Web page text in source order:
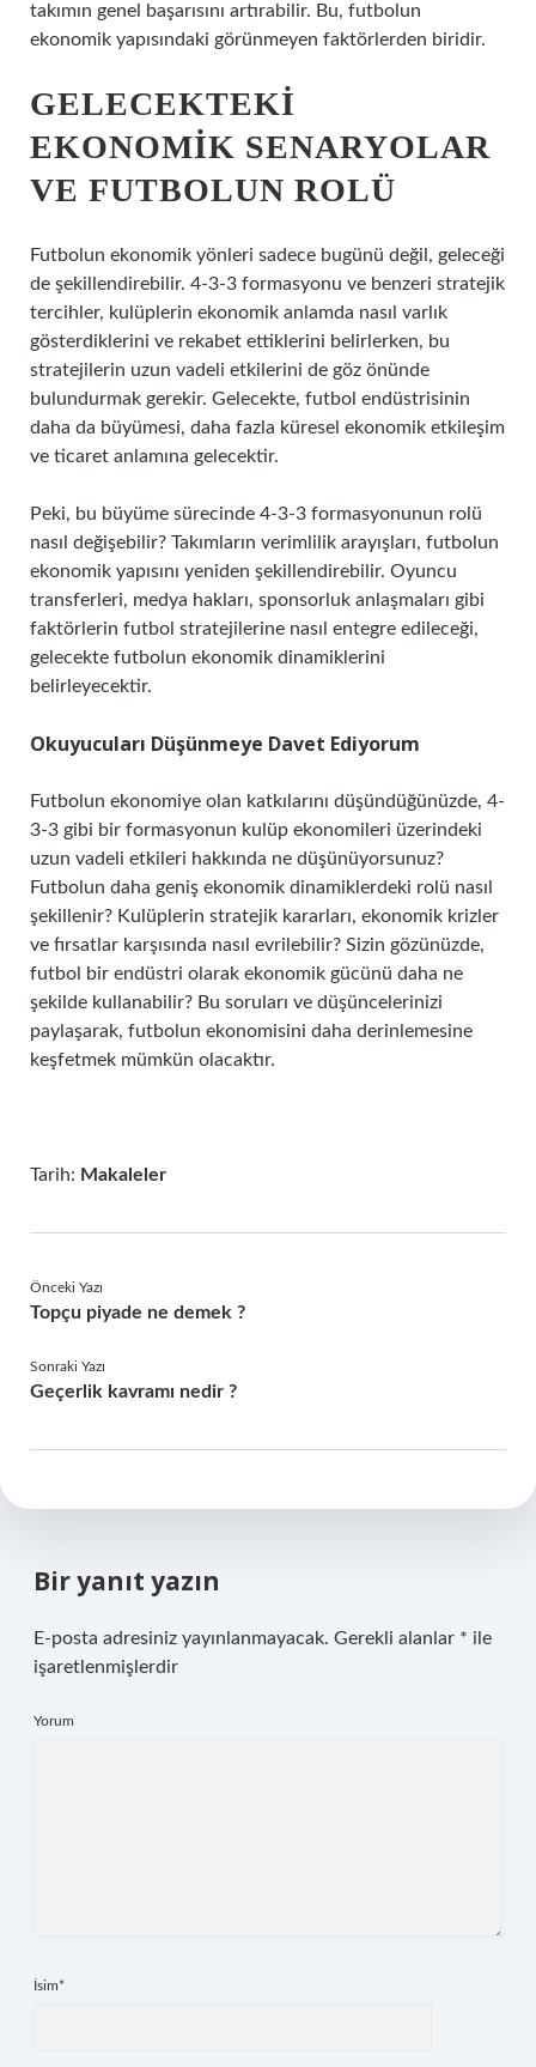
takımın genel başarısını artırabilir. Bu, futbolun
ekonomik yapısındaki görünmeyen faktörlerden biridir.
GELECEKTEKI
EKONOMIK SENARYOLAR
VE FUTBOLUN ROLÜ
Futbolun ekonomik yönleri sadece bugünü değil, geleceği
de şekillendirebilir. 4-3-3 formasyonu ve benzeri stratejik
tercihler, kulüplerin ekonomik anlamda nasıl varlık
gösterdiklerini ve rekabet ettiklerini belirlerken, bu
stratejilerin uzun vadeli etkilerini de göz önünde
bulundurmak gerekir. Gelecekte, futbol endüstrisinin
daha da büyümesi, daha fazla küresel ekonomik etkileşim
ve ticaret anlamına gelecektir.
Peki, bu büyüme sürecinde 4-3-3 formasyonunun rolü
nasıl değişebilir? Takımların verimlilik arayışları, futbolun
ekonomik yapısını yeniden şekillendirebilir. Oyuncu
transferleri, medya hakları, sponsorluk anlaşmaları gibi
faktörlerin futbol stratejilerine nasıl entegre edileceği,
gelecekte futbolun ekonomik dinamiklerini
belirleyecektir.
Okuyucuları Düşünmeye Davet Ediyorum
Futbolun ekonomiye olan katkılarını düşündüğünüzde, 4-
3-3 gibi bir formasyonun kulüp ekonomileri üzerindeki
uzun vadeli etkileri hakkında ne düşünüyorsunuz?
Futbolun daha geniş ekonomik dinamiklerdeki rolü nasıl
şekillenir? Kulüplerin stratejik kararları, ekonomik krizler
ve fırsatlar karşısında nasıl evrilebilir? Sizin gözünüzde,
futbol bir endüstri olarak ekonomik gücünü daha ne
şekilde kullanabilir? Bu soruları ve düşüncelerinizi
paylaşarak, futbolun ekonomisini daha derinlemesine
keşfetmek mümkün olacaktır.
Tarih: Makaleler
Önceki Yazı
Topçu piyade ne demek ?
Sonraki Yazı
Geçerlik kavramı nedir ?
Bir yanıt yazın
E-posta adresiniz yayınlanmayacak. Gerekli alanlar * ile
işaretlenmişlerdir
Yorum
İsim*